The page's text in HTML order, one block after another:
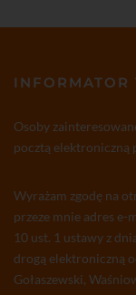
INFORMATOR
Osoby
pocztą elektroniczną
Wyrażam zgodę na
przeze mnie adres
10 ust. 1 ustawy z
drogą elektroniczną
Gołaszewski,